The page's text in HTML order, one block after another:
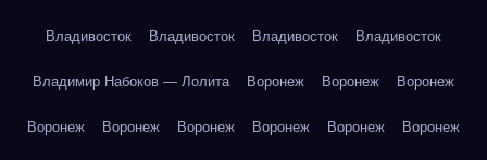
Владивосток Владивосток Владивосток Владивосток
Владимир Набоков — Лолита Воронеж Воронеж Воронеж
Воронеж Воронеж Воронеж Воронеж Воронеж Воронеж